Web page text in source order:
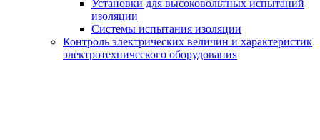
Установки для высоковольтных испытаний
изоляции
Системы испытания изоляции
Контроль электрических величин и характеристик
электротехнического оборудования